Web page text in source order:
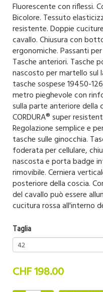
Fluorescente con riflessi.
Bicolore. Tessuto
resistente. Doppie
cavallo. Chiusura con
ergonomiche. Passanti
Tasche anteriori. Tasche
nascosto per martello sul
tasche sospese 19450-
metro pieghevole con
sulla parte anteriore della
CORDURA® super
Regolazione semplice e
tasche sulle ginocchia.
foderata per cellulare,
nascosta e porta badge
rimovibile. Cerniera
posteriore della coscia.
del cavallo può essere
cucitura rossa all'interno
Taglia
CHF 198.00